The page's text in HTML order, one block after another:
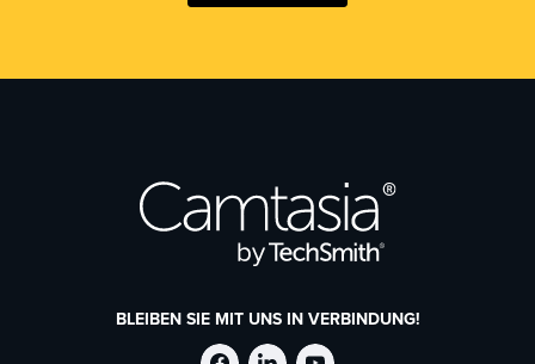
BLEIBEN SIE MIT UNS IN VERBINDUNG!